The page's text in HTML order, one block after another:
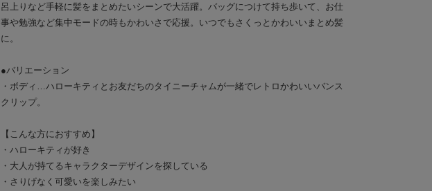
呂上りなど手軽に髪をまとめたいシーンで大活躍。バッグにつけて持ち歩いて、お仕
事や勉強など集中モードの時もかわいさで応援。いつでもさくっとかわいいまとめ髪
に。
●バリエーション
・ボディ…ハローキティとお友だちのタイニーチャムが一緒でレトロかわいいバンス
クリップ。
【こんな方におすすめ】
・ハローキティが好き
・大人が持てるキャラクターデザインを探している
・さりげなく可愛いを楽しみたい